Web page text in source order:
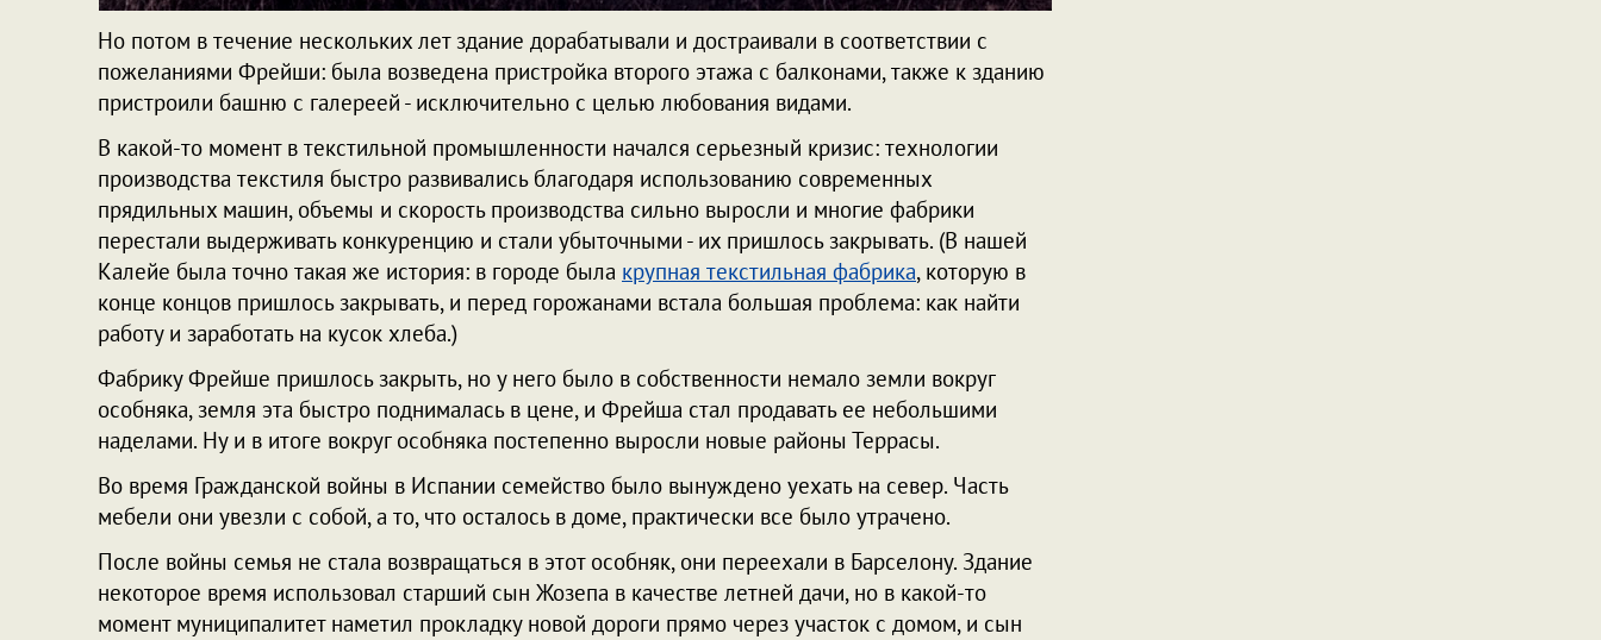
Но потом в течение нескольких лет здание дорабатывали и достраивали в соответствии с
пожеланиями Фрейши: была возведена пристройка второго этажа с балконами, также к зданию
пристроили башню с галереей - исключительно с целью любования видами.
В какой-то момент в текстильной промышленности начался серьезный кризис: технологии
производства текстиля быстро развивались благодаря использованию современных
прядильных машин, объемы и скорость производства сильно выросли и многие фабрики
перестали выдерживать конкуренцию и стали убыточными - их пришлось закрывать. (В нашей
Калейе была точно такая же история: в городе была крупная текстильная фабрика, которую в
конце концов пришлось закрывать, и перед горожанами встала большая проблема: как найти
работу и заработать на кусок хлеба.)
Фабрику Фрейше пришлось закрыть, но у него было в собственности немало земли вокруг
особняка, земля эта быстро поднималась в цене, и Фрейша стал продавать ее небольшими
наделами. Ну и в итоге вокруг особняка постепенно выросли новые районы Террасы.
Во время Гражданской войны в Испании семейство было вынуждено уехать на север. Часть
мебели они увезли с собой, а то, что осталось в доме, практически все было утрачено.
После войны семья не стала возвращаться в этот особняк, они переехали в Барселону. Здание
некоторое время использовал старший сын Жозепа в качестве летней дачи, но в какой-то
момент муниципалитет наметил прокладку новой дороги прямо через участок с домом, и сын